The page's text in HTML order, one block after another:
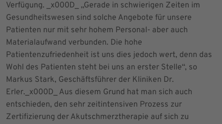
Verfügung. _x000D_ „Gerade in schwierigen Zeiten im
Gesundheitswesen sind solche Angebote für unsere
Patienten nur mit sehr hohem Personal- aber auch
Materialaufwand verbunden. Die hohe
Patientenzufriedenheit ist uns dies jedoch wert, denn das
Wohl des Patienten steht bei uns an erster Stelle“, so
Markus Stark, Geschäftsführer der Kliniken Dr.
Erler._x000D_ Aus diesem Grund hat man sich auch
entschieden, den sehr zeitintensiven Prozess zur
Zertifizierung der Akutschmerztherapie auf sich zu